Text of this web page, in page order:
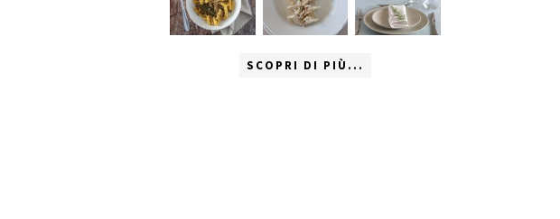
SCOPRI DI PIÙ...